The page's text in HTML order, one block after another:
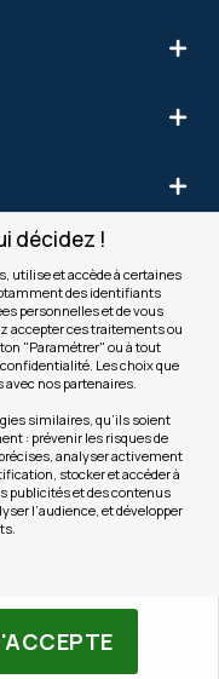
décidez !
utilise et accède à certaines
des identifiants
personnelles et de vous
accepter ces traitements ou
"Paramétrer" ou à tout
Les choix que
nos partenaires.
similaires, qu’ils soient
: prévenir les risques de
analyser activement
stocker et accéder à
publicités et des contenus
l’audience, et développer
Valider